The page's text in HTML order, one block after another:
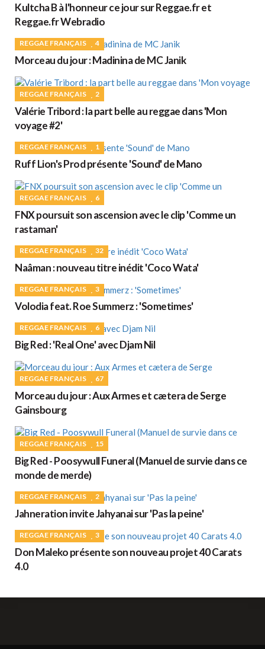
Kultcha B à l'honneur ce jour sur Reggae.fr et
Reggae.fr Webradio
REGGAE FRANÇAIS 4
Morceau du jour : Madinina de MC Janik
REGGAE FRANÇAIS 2
Valérie Tribord : la part belle au reggae dans 'Mon
voyage #2'
REGGAE FRANÇAIS 1
Ruff Lion's Prod présente 'Sound' de Mano
REGGAE FRANÇAIS 6
FNX poursuit son ascension avec le clip 'Comme un
rastaman'
REGGAE FRANÇAIS 32
Naâman : nouveau titre inédit 'Coco Wata'
REGGAE FRANÇAIS 3
Volodia feat. Roe Summerz : 'Sometimes'
REGGAE FRANÇAIS 6
Big Red : 'Real One' avec Djam Nil
REGGAE FRANÇAIS 67
Morceau du jour : Aux Armes et cætera de Serge
Gainsbourg
REGGAE FRANÇAIS 15
Big Red - Poosywull Funeral (Manuel de survie dans ce
monde de merde)
REGGAE FRANÇAIS 2
Jahneration invite Jahyanai sur 'Pas la peine'
REGGAE FRANÇAIS 3
Don Maleko présente son nouveau projet 40 Carats
4.0